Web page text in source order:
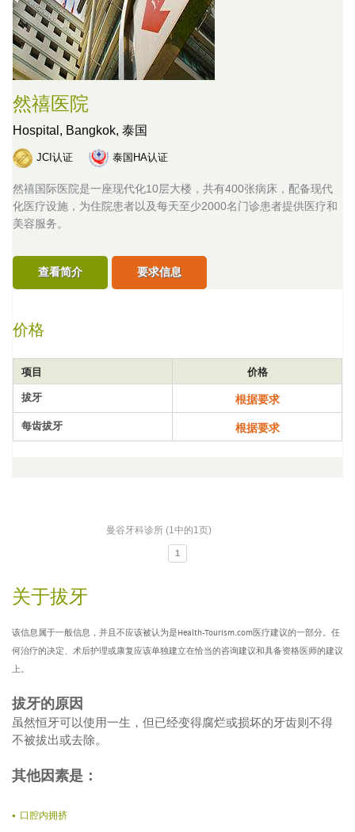
然禧医院
Hospital, Bangkok, 泰国
JCI认证 泰国HA认证
然禧国际医院是一座现代化10层大楼，共有400张病床，配备现代
化医疗设施，为住院患者以及每天至少2000名门诊患者提供医疗和
美容服务。
查看简介 要求信息
价格
项目 价格
拔牙 根据要求
每齿拔牙 根据要求
曼谷牙科诊所 (1中的1页)
1
关于拔牙
该信息属于一般信息，并且不应该被认为是Health-Tourism.com医疗建议的一部分。任
何治疗的决定、术后护理或康复应该单独建立在恰当的咨询建议和具备资格医师的建议
上。
拔牙的原因
虽然恒牙可以使用一生，但已经变得腐烂或损坏的牙齿则不得
不被拔出或去除。
其他因素是：
口腔内拥挤